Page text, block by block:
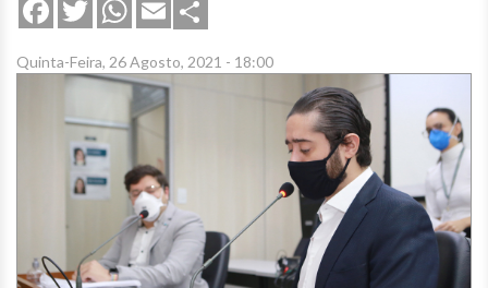
FacebookTwitterWhatsApp
Email
Quinta-Feira, 26 Agosto, 2021 - 18:00